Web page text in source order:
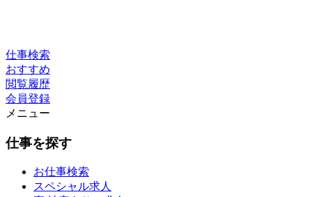
仕事検索
おすすめ
閲覧履歴
会員登録
メニュー
仕事を探す
お仕事検索
スペシャル求人